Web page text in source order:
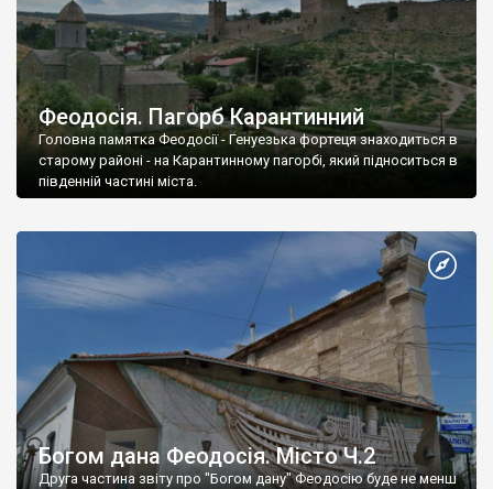
Феодосія. Пагорб Карантинний
Головна памятка Феодосії - Генуезька фортеця знаходиться в
старому районі - на Карантинному пагорбі, який підноситься в
південній частині міста.
Богом дана Феодосія. Місто Ч.2
Друга частина звіту про "Богом дану" Феодосію буде не менш